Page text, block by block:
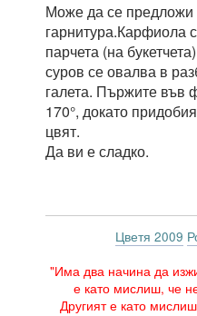
Може да се предложи
гарнитура.Карфиола
парчета (на
суров се овалва в
галета. Пържите във
170°, докато
цвят.
Да ви е сладко.
Цветя 2009
"Има два начина да
е като мислиш, че
Другият е като